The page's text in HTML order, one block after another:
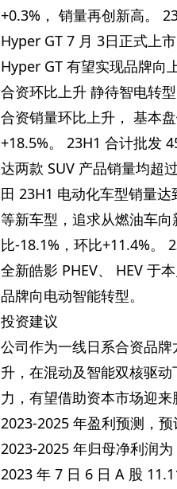
+0.3%， 销量再创新高。
Hyper GT 7 月 3日正式上
Hyper GT 有望实现品牌向
合资环比上升 静待智电转型
合资销量环比上升， 基本
+18.5%。 23H1 合计批发
达两款 SUV 产品销量均超
田 23H1 电动化车型销量
等新车型，追求从燃油车
比-18.1%，环比+11.4%。
全新皓影 PHEV、 HEV 于
品牌向电动智能转型。
投资建议
公司作为一线日系合资品
升，在混动及智能双核驱
力，有望借助资本市场迎
2023-2025 年盈利预测，
2023-2025 年归母净利润
2023 年 7 日 6 日 A 股